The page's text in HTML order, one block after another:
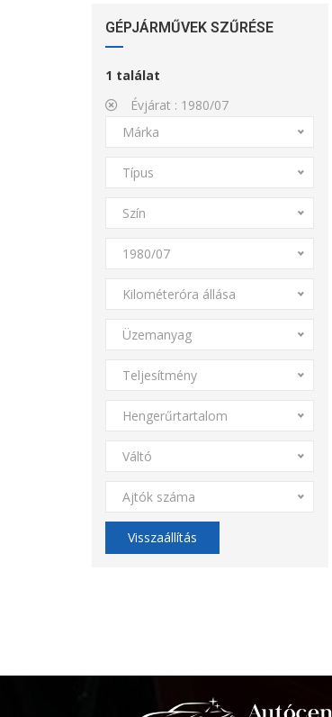
GÉPJÁRMŰVEK SZŰRÉSE
1 találat
Évjárat : 1980/07
Márka
Típus
Szín
1980/07
Kilométeróra állása
Üzemanyag
Teljesítmény
Hengerűrtartalom
Váltó
Ajtók száma
Visszaállítás